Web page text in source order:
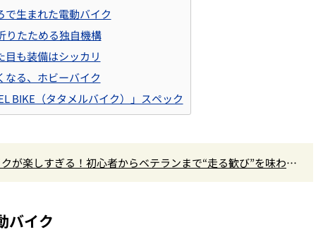
で生まれた電動バイク
りたためる独自機構
目も装備はシッカリ
なる、ホビーバイク
BIKE（タタメルバイク）」スペック
が楽しすぎる！初心者からベテランまで“走る歓び”を味わえ
バイク